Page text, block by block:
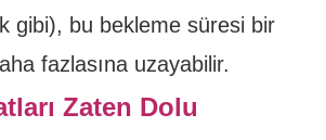
gibi), bu bekleme süresi bir
fazlasına uzayabilir.
Zaten Dolu